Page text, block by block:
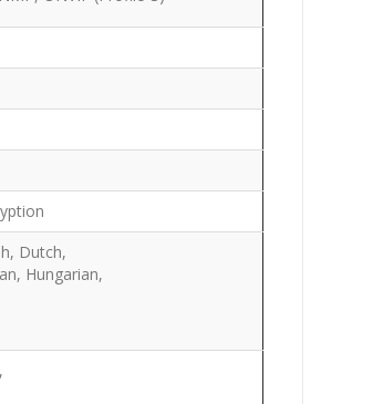
Dutch,
Hungarian,